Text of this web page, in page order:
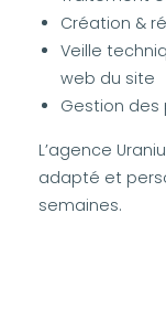
Création &
Veille
web du site
Gestion des
L’agence
adapté et
semaines.